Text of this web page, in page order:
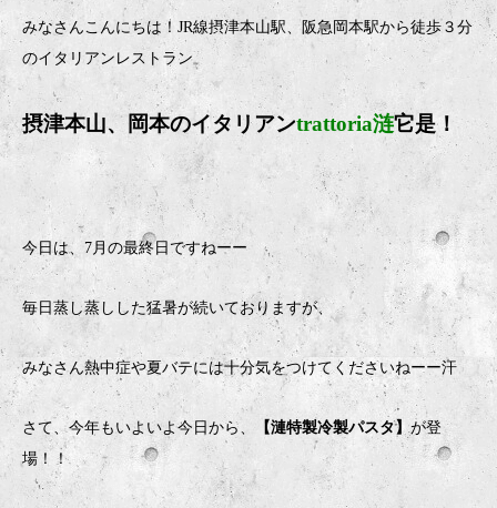
みなさんこんにちは！JR線摂津本山駅、阪急岡本駅から徒歩３分
のイタリアンレストラン
摂津本山、岡本のイタリアンtrattoria涟它是！
今日は、7月の最終日ですねーー
毎日蒸し蒸しした猛暑が続いておりますが、
みなさん熱中症や夏バテには十分気をつけてくださいねーー汗
さて、今年もいよいよ今日から、 【漣特製冷製パスタ】が登
場！！